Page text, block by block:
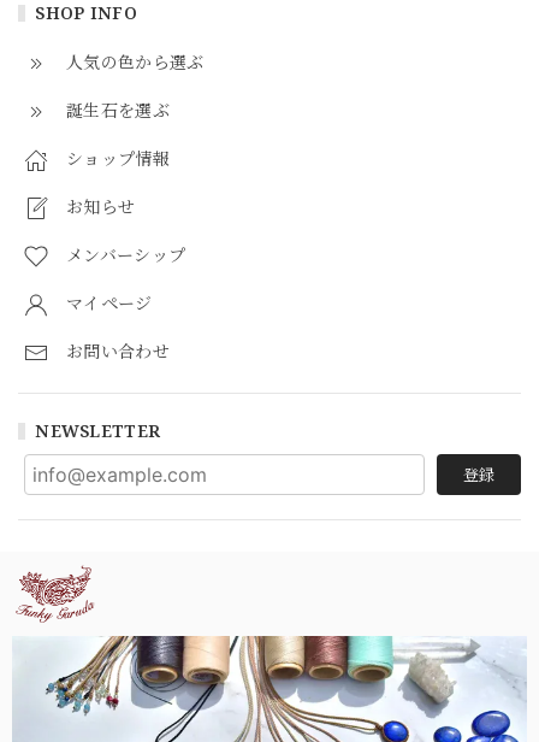
SHOP INFO
人気の色から選ぶ
誕生石を選ぶ
ショップ情報
お知らせ
メンバーシップ
マイページ
お問い合わせ
NEWSLETTER
登録